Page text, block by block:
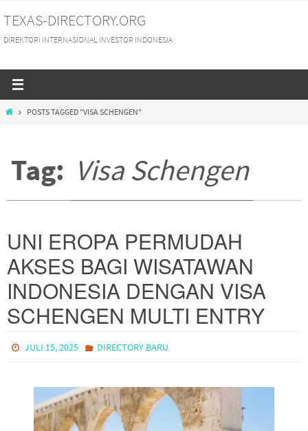
to
content
TEXAS-DIRECTORY.ORG
DIREKTORI INTERNASIONAL INVESTOR INDONESIA
HOMEPOSTS TAGGED "VISA SCHENGEN"
Tag: Visa Schengen
UNI EROPA PERMUDAH
AKSES BAGI WISATAWAN
INDONESIA DENGAN VISA
SCHENGEN MULTI ENTRY
JULI 15, 2025 DIRECTORY BARU